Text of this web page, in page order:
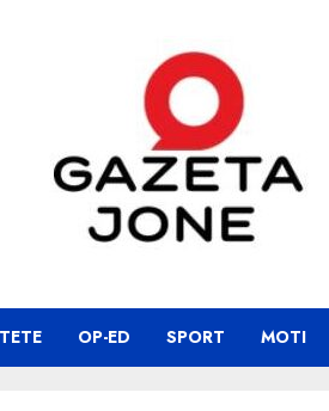
OP-ED SPORT MOTI